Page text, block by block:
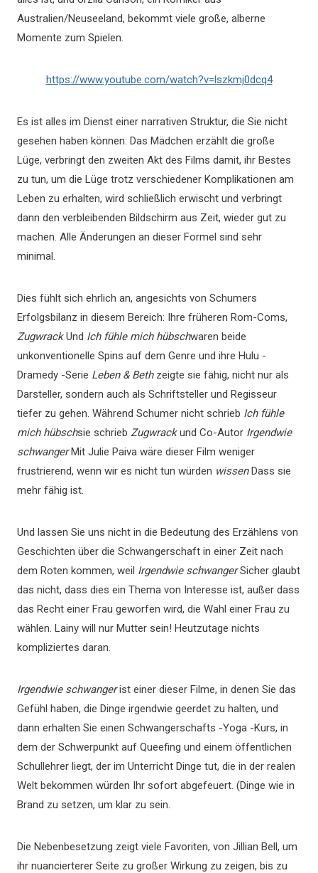
Australien/Neuseeland, bekommt viele große, alberne
Momente zum Spielen.
https://www.youtube.com/watch?v=lszkmj0dcq4
Es ist alles im Dienst einer narrativen Struktur, die Sie nicht
gesehen haben können: Das Mädchen erzählt die große
Lüge, verbringt den zweiten Akt des Films damit, ihr Bestes
zu tun, um die Lüge trotz verschiedener Komplikationen am
Leben zu erhalten, wird schließlich erwischt und verbringt
dann den verbleibenden Bildschirm aus Zeit, wieder gut zu
machen. Alle Änderungen an dieser Formel sind sehr
minimal.
Dies fühlt sich ehrlich an, angesichts von Schumers
Erfolgsbilanz in diesem Bereich: Ihre früheren Rom-Coms,
ZugwrackUnd Ich fühle mich hübschwaren beide
unkonventionelle Spins auf dem Genre und ihre Hulu -
Dramedy -Serie Leben & Bethzeigte sie fähig, nicht nur als
Darsteller, sondern auch als Schriftsteller und Regisseur
tiefer zu gehen. Während Schumer nicht schrieb Ich fühle
mich hübschsie schrieb Zugwrackund Co-Autor Irgendwie
schwangerMit Julie Paiva wäre dieser Film weniger
frustrierend, wenn wir es nicht tun würden wissenDass sie
mehr fähig ist.
Und lassen Sie uns nicht in die Bedeutung des Erzählens von
Geschichten über die Schwangerschaft in einer Zeit nach
dem Roten kommen, weil Irgendwie schwangerSicher glaubt
das nicht, dass dies ein Thema von Interesse ist, außer dass
das Recht einer Frau geworfen wird, die Wahl einer Frau zu
wählen. Lainy will nur Mutter sein! Heutzutage nichts
kompliziertes daran.
Irgendwie schwangerist einer dieser Filme, in denen Sie das
Gefühl haben, die Dinge irgendwie geerdet zu halten, und
dann erhalten Sie einen Schwangerschafts -Yoga -Kurs, in
dem der Schwerpunkt auf Queefing und einem öffentlichen
Schullehrer liegt, der im Unterricht Dinge tut, die in der realen
Welt bekommen würden Ihr sofort abgefeuert. (Dinge wie in
Brand zu setzen, um klar zu sein.
Die Nebenbesetzung zeigt viele Favoriten, von Jillian Bell, um
ihr nuancierterer Seite zu großer Wirkung zu zeigen, bis zu